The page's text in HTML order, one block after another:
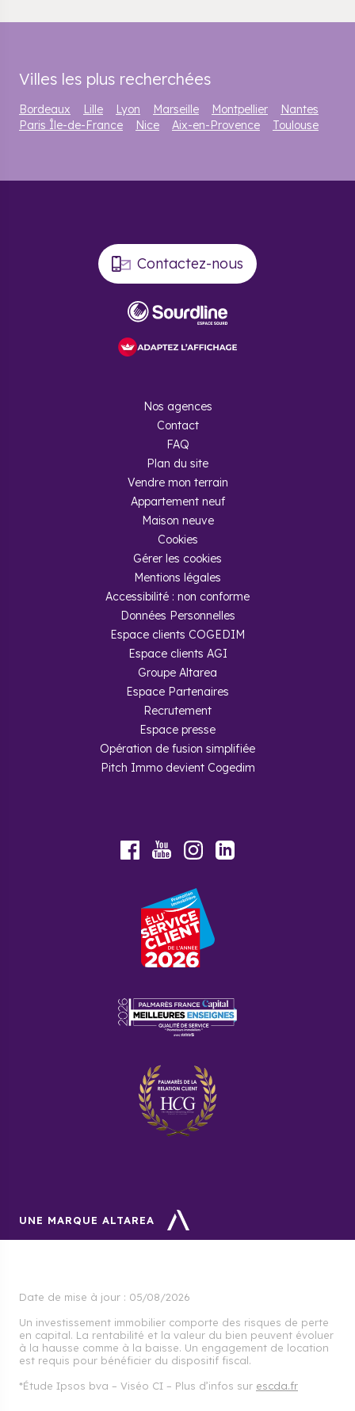
Villes les plus recherchées
Bordeaux Lille Lyon Marseille Montpellier
Nantes
Paris Île-de-France
Nice Aix-en-Provence Toulouse
Contactez-nous
Nos agences
Contact
FAQ
Plan du site
Vendre mon terrain
Appartement neuf
Maison neuve
Cookies
Gérer les cookies
Mentions légales
Accessibilité : non conforme
Données Personnelles
Espace clients COGEDIM
Espace clients AGI
Groupe Altarea
Espace Partenaires
Recrutement
Espace presse
Opération de fusion simplifiée
Pitch Immo devient Cogedim
FacebookYoutubeInstagram
UNE MARQUE ALTAREA
Date de mise à jour : 05/08/2026
Un investissement immobilier comporte des risques de perte
en capital. La rentabilité et la valeur du bien peuvent évoluer
à la hausse comme à la baisse. Un engagement de location
est requis pour bénéficier du dispositif fiscal.
*Étude Ipsos bva – Viséo CI – Plus d’infos sur escda.fr